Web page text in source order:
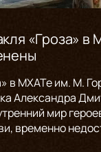
«Гроза» в
в МХАТе им. М.
Александра
мир
временно